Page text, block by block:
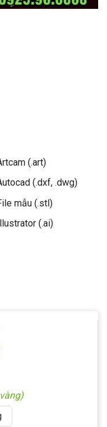
(.art)
(.dxf, .dwg)
mẫu (.stl)
Illustrator (.ai)